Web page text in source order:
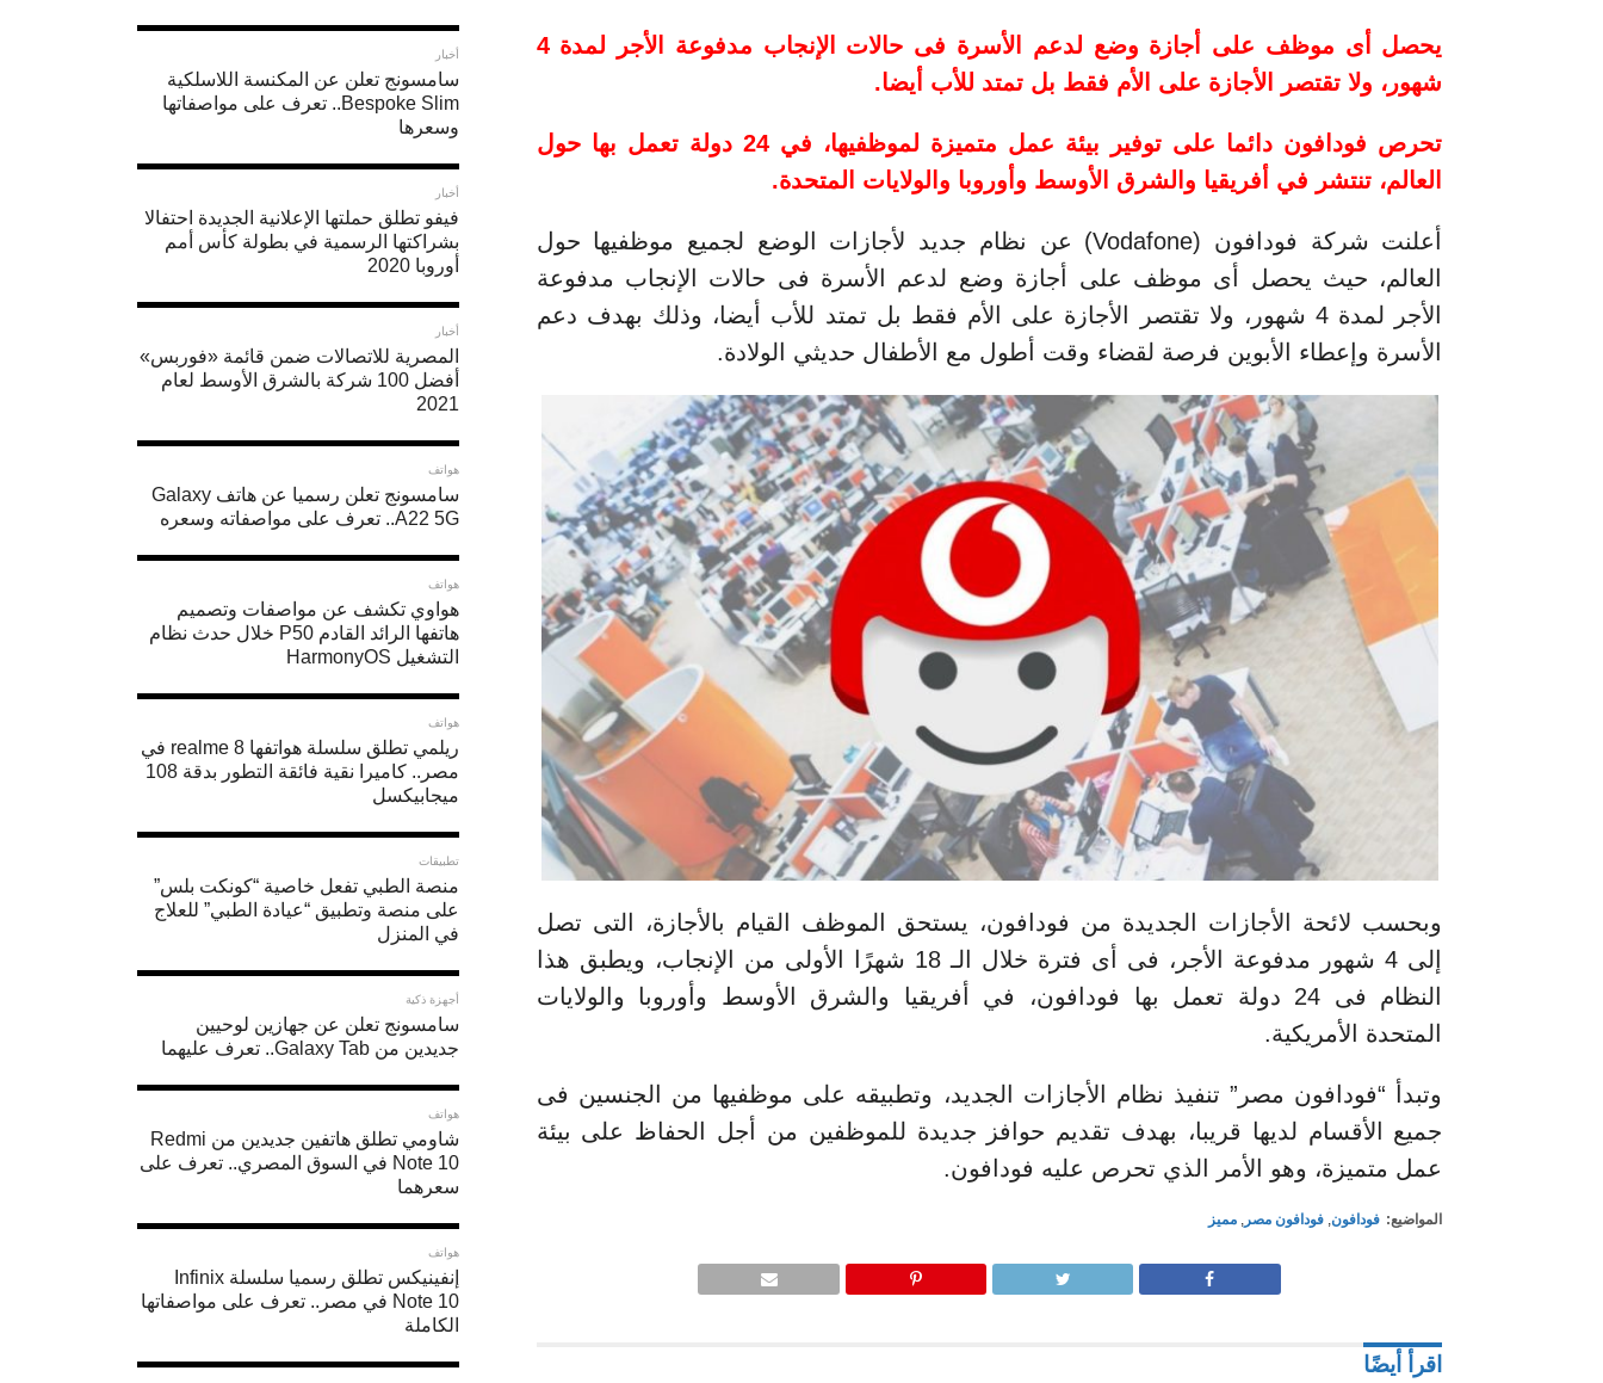
يحصل أى موظف على أجازة وضع لدعم الأسرة فى حالات الإنجاب مدفوعة الأجر لمدة 4
شهور، ولا تقتصر الأجازة على الأم فقط بل تمتد للأب أيضا.
تحرص فودافون دائما على توفير بيئة عمل متميزة لموظفيها، في 24 دولة تعمل بها حول
العالم، تنتشر في أفريقيا والشرق الأوسط وأوروبا والولايات المتحدة.
أعلنت شركة فودافون (Vodafone) عن نظام جديد لأجازات الوضع لجميع موظفيها حول
العالم، حيث يحصل أى موظف على أجازة وضع لدعم الأسرة فى حالات الإنجاب مدفوعة
الأجر لمدة 4 شهور، ولا تقتصر الأجازة على الأم فقط بل تمتد للأب أيضا، وذلك بهدف دعم
الأسرة وإعطاء الأبوين فرصة لقضاء وقت أطول مع الأطفال حديثي الولادة.
وبحسب لائحة الأجازات الجديدة من فودافون، يستحق الموظف القيام بالأجازة، التى تصل
إلى 4 شهور مدفوعة الأجر، فى أى فترة خلال الـ 18 شهرًا الأولى من الإنجاب، ويطبق هذا
النظام فى 24 دولة تعمل بها فودافون، في أفريقيا والشرق الأوسط وأوروبا والولايات
المتحدة الأمريكية.
وتبدأ “فودافون مصر” تنفيذ نظام الأجازات الجديد، وتطبيقه على موظفيها من الجنسين فى
جميع الأقسام لديها قريبا، بهدف تقديم حوافز جديدة للموظفين من أجل الحفاظ على بيئة
عمل متميزة، وهو الأمر الذي تحرص عليه فودافون.
المواضيع: فودافون, فودافون مصر , مميز
اقرأ أيضًا
أخبار
سامسونج تعلن عن المكنسة اللاسلكية
Bespoke Slim.. تعرف على مواصفاتها
وسعرها
أخبار
فيفو تطلق حملتها الإعلانية الجديدة احتفالا
بشراكتها الرسمية في بطولة كأس أمم
أوروبا 2020
أخبار
المصرية للاتصالات ضمن قائمة «فوربس»
أفضل 100 شركة بالشرق الأوسط لعام
2021
هواتف
سامسونج تعلن رسميا عن هاتف Galaxy
A22 5G.. تعرف على مواصفاته وسعره
هواتف
هواوي تكشف عن مواصفات وتصميم
هاتفها الرائد القادم P50 خلال حدث نظام
التشغيل HarmonyOS
هواتف
ريلمي تطلق سلسلة هواتفها realme 8 في
مصر.. كاميرا نقية فائقة التطور بدقة 108
ميجابيكسل
تطبيقات
منصة الطبي تفعل خاصية “كونكت بلس”
على منصة وتطبيق “عيادة الطبي” للعلاج
في المنزل
أجهزة ذكية
سامسونج تعلن عن جهازين لوحيين
جديدين من Galaxy Tab.. تعرف عليهما
هواتف
شاومي تطلق هاتفين جديدين من Redmi
Note 10 في السوق المصري.. تعرف على
سعرهما
هواتف
إنفينيكس تطلق رسميا سلسلة Infinix
Note 10 في مصر.. تعرف على مواصفاتها
الكاملة